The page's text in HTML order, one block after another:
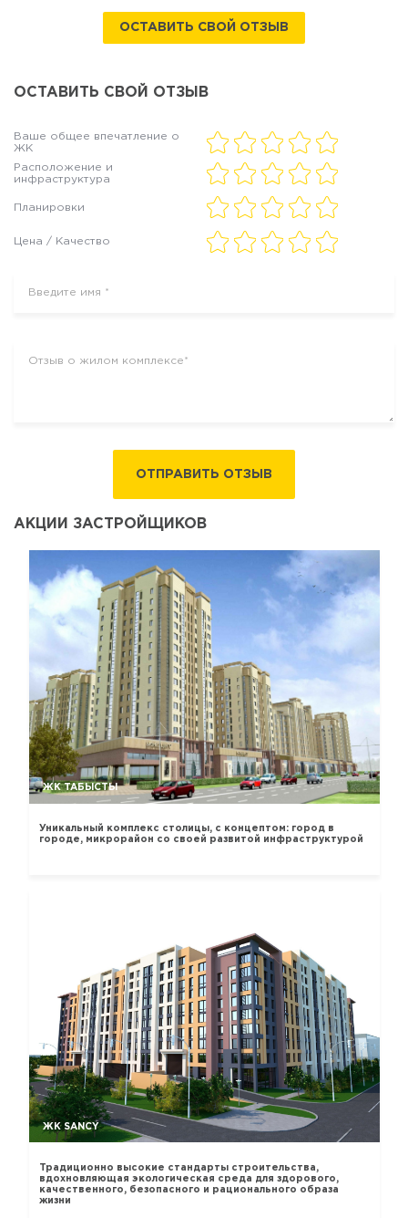
ОСТАВИТЬ СВОЙ ОТЗЫВ
ОСТАВИТЬ СВОЙ ОТЗЫВ
Ваше общее впечатление о
ЖК
Расположение и
инфраструктура
Планировки
Цена / Качество
ОТПРАВИТЬ ОТЗЫВ
АКЦИИ ЗАСТРОЙЩИКОВ
ЖК ТАБЫСТЫ
Уникальный комплекс столицы, с концептом: город в
городе, микрорайон со своей развитой инфраструктурой
ЖК SANCY
Традиционно высокие стандарты строительства,
вдохновляющая экологическая среда для здорового,
качественного, безопасного и рационального образа
жизни